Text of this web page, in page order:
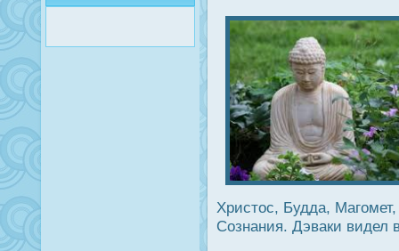
Христοс, Будда,
Сознания. Дэваки